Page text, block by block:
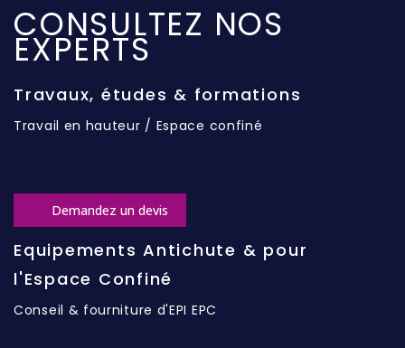
CONSULTEZ NOS
EXPERTS
Travaux, études & formations
Travail en hauteur / Espace confiné
Demandez un devis
Equipements Antichute & pour
l'Espace Confiné
Conseil & fourniture d'EPI EPC